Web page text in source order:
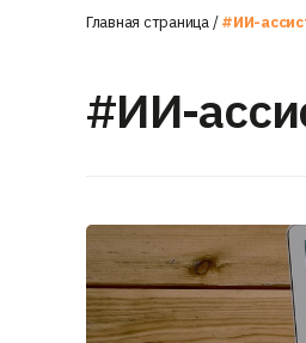
Главная страница/#ИИ-
#ИИ-